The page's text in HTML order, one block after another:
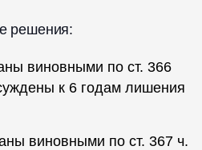
решения:
виновными по ст. 366
к 6 годам лишения
виновными по ст. 367 ч.